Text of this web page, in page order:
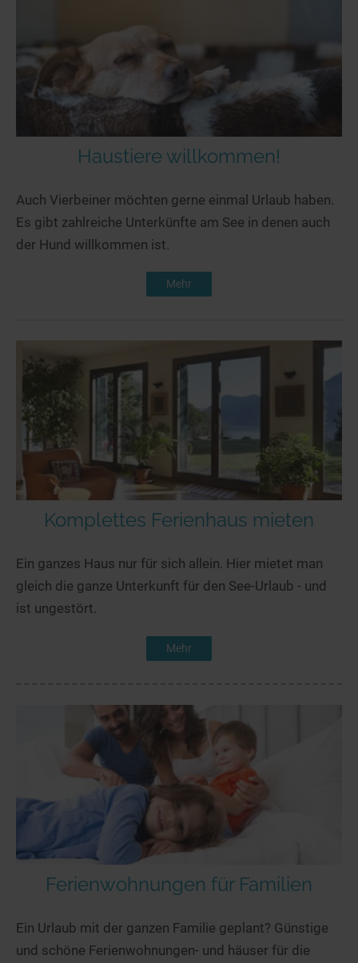
Haustiere willkommen!
Auch Vierbeiner möchten gerne einmal Urlaub haben.
Es gibt zahlreiche Unterkünfte am See in denen auch
der Hund willkommen ist.
Mehr
Komplettes Ferienhaus mieten
Ein ganzes Haus nur für sich allein. Hier mietet man
gleich die ganze Unterkunft für den See-Urlaub - und
ist ungestört.
Mehr
Ferienwohnungen für Familien
Ein Urlaub mit der ganzen Familie geplant? Günstige
und schöne Ferienwohnungen- und häuser für die